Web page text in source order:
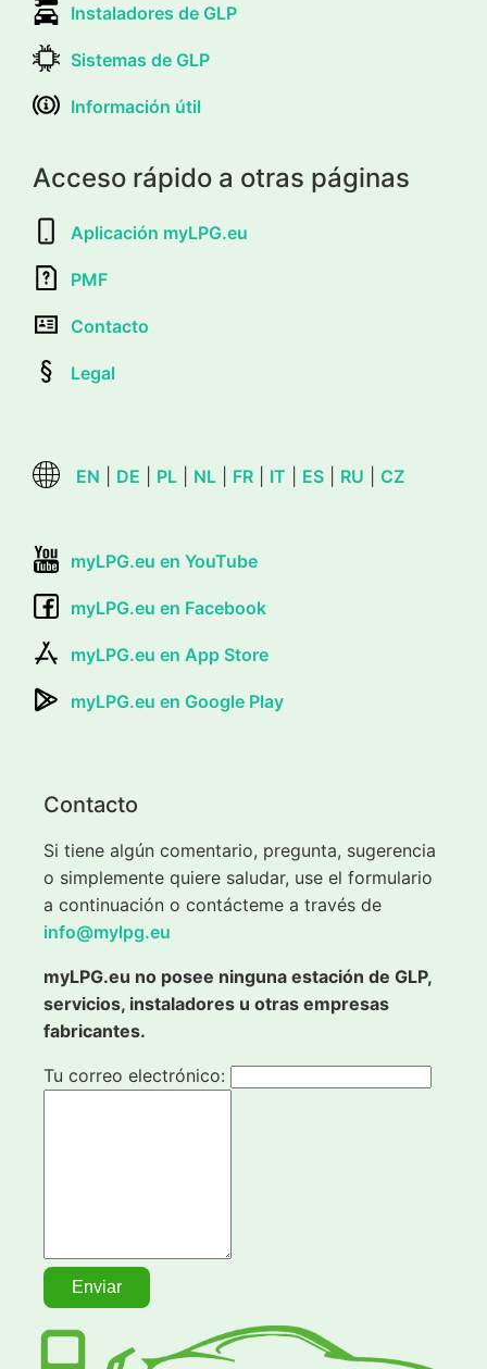
Instaladores de GLP
Sistemas de GLP
Información útil
Acceso rápido a otras páginas
Aplicación myLPG.eu
PMF
Contacto
Legal
EN DE PL NL FR IT ES RU CZ
myLPG.eu en YouTube
myLPG.eu en Facebook
myLPG.eu en App Store
myLPG.eu en Google Play
Contacto
Si tiene algún comentario, pregunta, sugerencia
o simplemente quiere saludar, use el formulario
a continuación o contácteme a través de
info@mylpg.eu
myLPG.eu no posee ninguna estación de GLP,
servicios, instaladores u otras empresas
fabricantes.
Tu correo electrónico: